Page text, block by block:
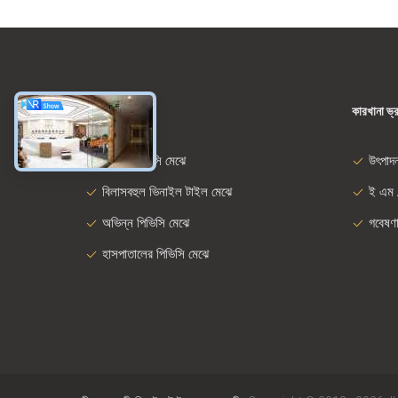
ধরন
নমনীয় পিভিসি মেঝে
বিলাসবহুল ভিনাইল টাইল মেঝে
অভিন্ন পিভিসি মেঝে
হাসপাতালের পিভিসি মেঝে
কারখানা
ই এম